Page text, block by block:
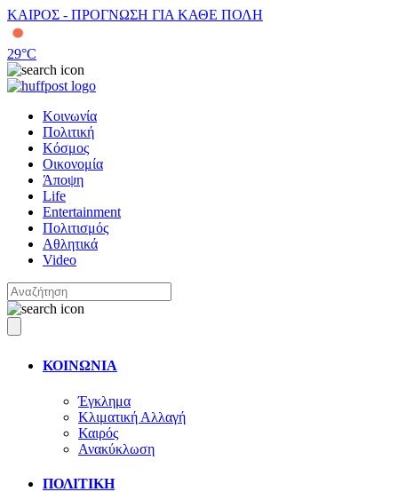
ΚΑΙΡΟΣ - ΠΡΟΓΝΩΣΗ ΓΙΑ ΚΑΘΕ ΠΟΛΗ
29°C
Κοινωνία
Πολιτική
Κόσμος
Οικονομία
Άποψη
Life
Entertainment
Πολιτισμός
Αθλητικά
Video
ΚΟΙΝΩΝΙΑ
Έγκλημα
Κλιματική Αλλαγή
Καιρός
Ανακύκλωση
ΠΟΛΙΤΙΚΗ